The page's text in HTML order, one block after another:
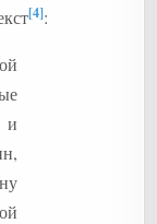
[4]: